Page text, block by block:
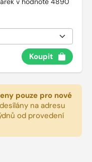
Koupit
pouze pro nové
na adresu
od provedení